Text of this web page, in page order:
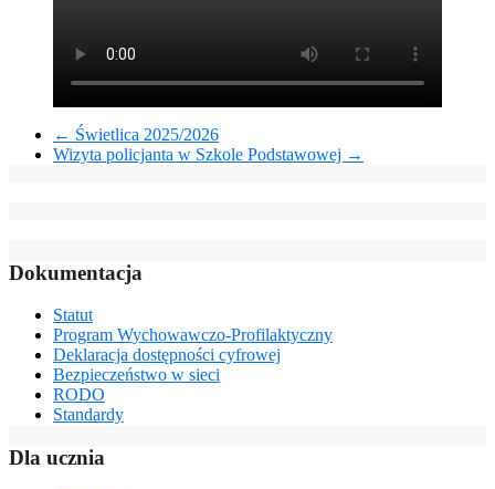
← Świetlica 2025/2026
Wizyta policjanta w Szkole Podstawowej →
Dokumentacja
Statut
Program Wychowawczo-Profilaktyczny
Deklaracja dostępności cyfrowej
Bezpieczeństwo w sieci
RODO
Standardy
Dla ucznia